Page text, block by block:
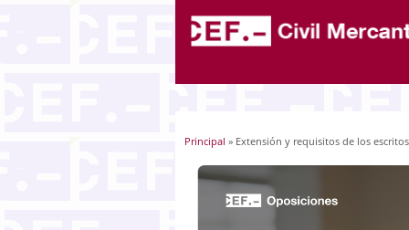
Usted está aquí
Principal » Extensión y requisitos de los